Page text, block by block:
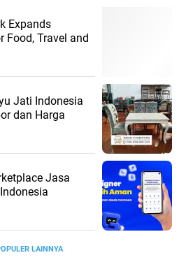
Expands
Food, Travel and
Jati Indonesia
dan Harga
Jasa
LAINNYA